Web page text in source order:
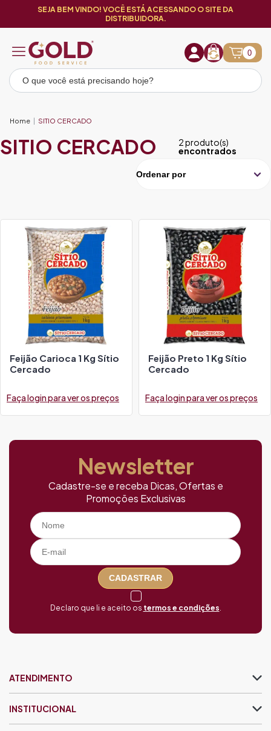
SEJA BEM VINDO! VOCÊ ESTÁ ACESSANDO O SITE DA
DISTRIBUIDORA.
0
Home SITIO CERCADO
SITIO CERCADO 2 produto(s)
encontrados
Feijão Carioca 1 Kg Sítio
Cercado
Faça login para ver os preços
Feijão Preto 1 Kg Sítio
Cercado
Faça login para ver os preços
Newsletter
Cadastre-se e receba Dicas, Ofertas e
Promoções Exclusivas
CADASTRAR
Declaro que li e aceito os termos e condições
ATENDIMENTO
INSTITUCIONAL